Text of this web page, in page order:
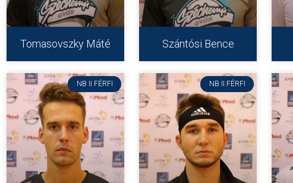
Tomasovszky Máté Szántósi Bence
NB II FÉRFI NB II FÉRFI